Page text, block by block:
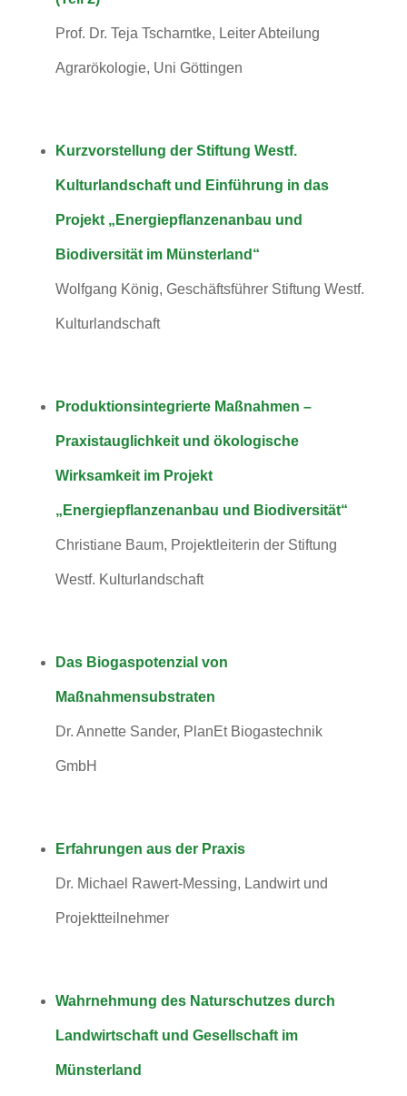
Prof. Dr. Teja Tscharntke, Leiter Abteilung
Agrarökologie, Uni Göttingen
Kurzvorstellung der Stiftung Westf.
Kulturlandschaft und Einführung in das
Projekt „Energiepflanzenanbau und
Biodiversität im Münsterland“
Wolfgang König, Geschäftsführer Stiftung Westf.
Kulturlandschaft
Produktionsintegrierte Maßnahmen –
Praxistauglichkeit und ökologische
Wirksamkeit im Projekt
„Energiepflanzenanbau und Biodiversität“
Christiane Baum, Projektleiterin der Stiftung
Westf. Kulturlandschaft
Das Biogaspotenzial von
Maßnahmensubstraten
Dr. Annette Sander, PlanEt Biogastechnik
GmbH
Erfahrungen aus der Praxis
Dr. Michael Rawert-Messing, Landwirt und
Projektteilnehmer
Wahrnehmung des Naturschutzes durch
Landwirtschaft und Gesellschaft im
Münsterland